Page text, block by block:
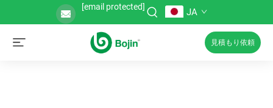
[email protected] JA
見積もり依頼